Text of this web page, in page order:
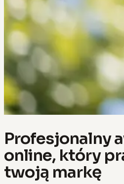
Profesjonalny
online, który
twoją markę